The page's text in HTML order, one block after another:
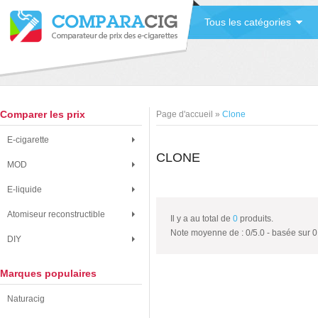
Tous les catégories
Comparer les prix
E-cigarette
MOD
E-liquide
Atomiseur reconstructible
DIY
Marques populaires
Naturacig
Page d'accueil » Clone
CLONE
Il y a au total de 0 produits.
Note moyenne de : 0/5.0 - basée sur 0